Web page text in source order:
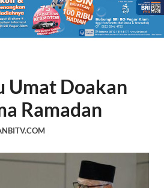
Umat Doakan
Ramadan